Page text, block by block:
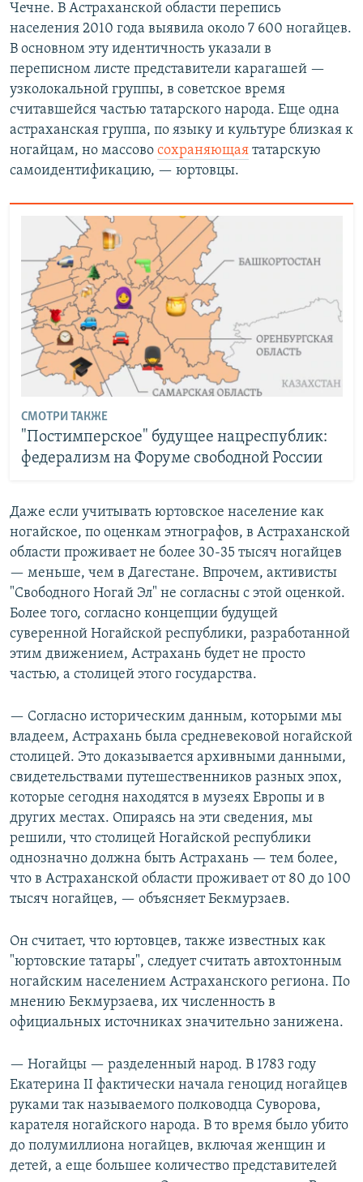
Чечне. В Астраханской области перепись
населения 2010 года выявила около 7 600 ногайцев.
В основном эту идентичность указали в
переписном листе представители карагашей —
узколокальной группы, в советское время
считавшейся частью татарского народа. Еще одна
астраханская группа, по языку и культуре близкая к
ногайцам, но массово сохраняющая татарскую
самоидентификацию, — юртовцы.
СМОТРИ ТАКЖЕ
"Постимперское" будущее нацреспублик:
федерализм на Форуме свободной России
Даже если учитывать юртовское население как
ногайское, по оценкам этнографов, в Астраханской
области проживает не более 30-35 тысяч ногайцев
— меньше, чем в Дагестане. Впрочем, активисты
"Свободного Ногай Эл" не согласны с этой оценкой.
Более того, согласно концепции будущей
суверенной Ногайской республики, разработанной
этим движением, Астрахань будет не просто
частью, а столицей этого государства.
— Согласно историческим данным, которыми мы
владеем, Астрахань была средневековой ногайской
столицей. Это доказывается архивными данными,
свидетельствами путешественников разных эпох,
которые сегодня находятся в музеях Европы и в
других местах. Опираясь на эти сведения, мы
решили, что столицей Ногайской республики
однозначно должна быть Астрахань — тем более,
что в Астраханской области проживает от 80 до 100
тысяч ногайцев, — объясняет Бекмурзаев.
Он считает, что юртовцев, также известных как
"юртовские татары", следует считать автохтонным
ногайским населением Астраханского региона. По
мнению Бекмурзаева, их численность в
официальных источниках значительно занижена.
— Ногайцы — разделенный народ. В 1783 году
Екатерина II фактически начала геноцид ногайцев
руками так называемого полководца Суворова,
карателя ногайского народа. В то время было убито
до полумиллиона ногайцев, включая женщин и
детей, а еще большее количество представителей